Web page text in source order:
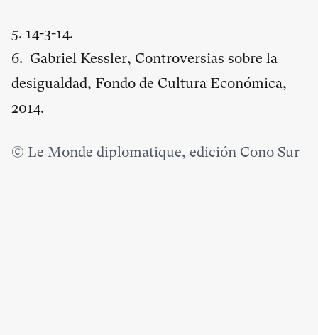
5. 14-3-14.
6. Gabriel Kessler, Controversias sobre la
desigualdad, Fondo de Cultura Económica,
2014.
© Le Monde diplomatique, edición Cono Sur